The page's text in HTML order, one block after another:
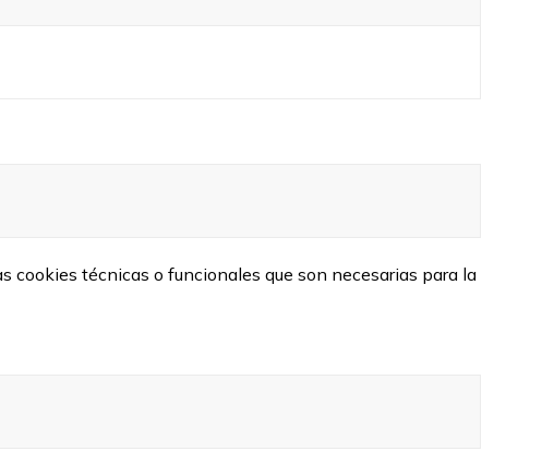
cookies técnicas o funcionales que son necesarias para la